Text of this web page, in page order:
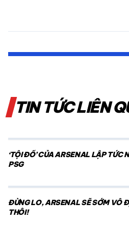
TIN TỨC LIÊN
‘TỘI ĐỒ’ CỦA ARSENAL LẬP TỨC
PSG
ĐỪNG LO, ARSENAL SẼ SỚM VÔ
THÔI!